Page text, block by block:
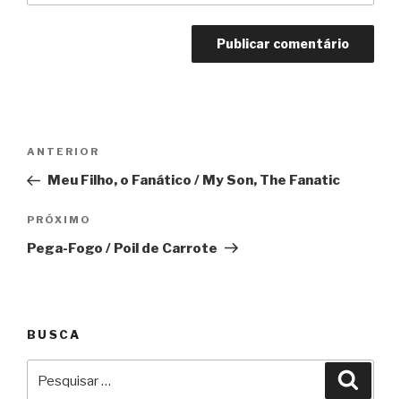
Post
Anterior
ANTERIOR
Meu Filho, o Fanático / My Son, The Fanatic
Próximo
PRÓXIMO
Pega-Fogo / Poil de Carrote
BUSCA
por: